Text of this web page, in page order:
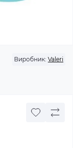
Виробник: Valeri